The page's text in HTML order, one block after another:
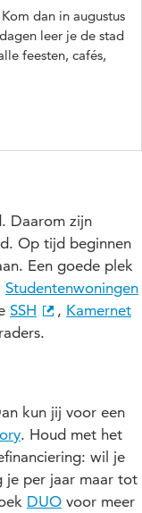
dan in augustus
leer je de stad
feesten, cafés,
Daarom zijn
Op tijd beginnen
Een goede plek
Studentenwoningen
SSH , Kamernet
kun jij voor een
. Houd met het
wil je
je per jaar maar tot
DUO voor meer